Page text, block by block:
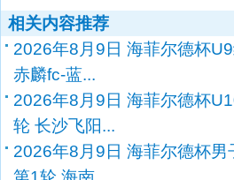
相关内容推荐
2026年8月9日 海菲尔德杯
赤麟fc-蓝...
2026年8月9日 海菲尔德杯
轮 长沙飞阳...
2026年8月9日 海菲尔德杯男